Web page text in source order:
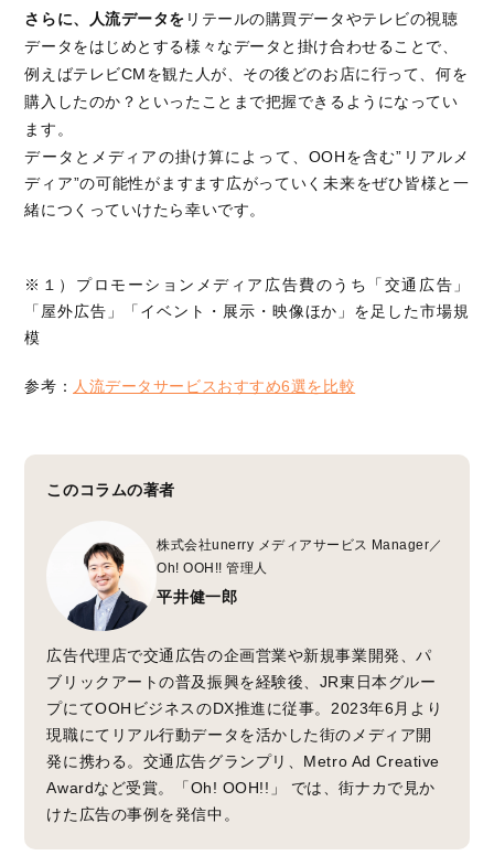
さらに、人流データを リテールの購買データやテレビの視聴
データをはじめとする様々なデータと掛け合わせることで、
例えばテレビCMを観た人が、その後どのお店に行って、何を
購入したのか？といったことまで把握できるようになってい
ます。
データとメディアの掛け算によって、OOHを含む”リアルメ
ディア”の可能性がますます広がっていく未来をぜひ皆様と一
緒につくっていけたら幸いです。
※１）プロモーションメディア広告費のうち「交通広告」
「屋外広告」「イベント・展示・映像ほか」を足した市場規
模
参考： 人流データサービスおすすめ6選を比較
このコラムの著者
株式会社unerry メディアサービス Manager／
Oh! OOH!! 管理人
平井健一郎
広告代理店で交通広告の企画営業や新規事業開発、パ
ブリックアートの普及振興を経験後、JR東日本グルー
プにてOOHビジネスのDX推進に従事。2023年6月より
現職にてリアル行動データを活かした街のメディア開
発に携わる。交通広告グランプリ、Metro Ad Creative
Awardなど受賞。「Oh! OOH!!」 では、街ナカで見か
けた広告の事例を発信中。